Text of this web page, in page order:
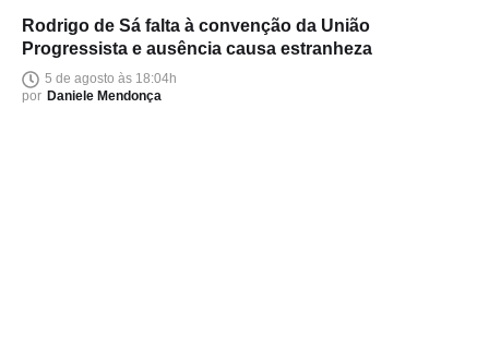
Rodrigo de Sá falta à convenção da União
Progressista e ausência causa estranheza
5 de agosto às 18:04h
por Daniele Mendonça